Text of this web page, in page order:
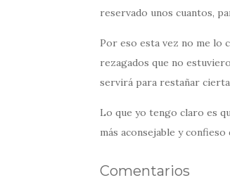
reservado unos cuantos,
Por eso esta vez no me lo
rezagados que no
servirá para restañar
Lo que yo tengo claro es
más aconsejable y
Comentarios